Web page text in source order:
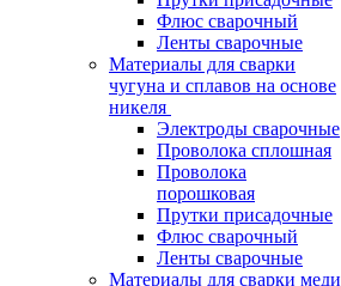
Флюс сварочный
Ленты сварочные
Материалы для сварки
чугуна и сплавов на основе
никеля
Электроды сварочные
Проволока сплошная
Проволока
порошковая
Прутки присадочные
Флюс сварочный
Ленты сварочные
Материалы для сварки меди